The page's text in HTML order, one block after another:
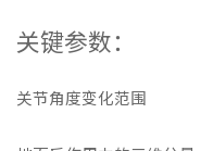
关键参数：
关节角度变化范围